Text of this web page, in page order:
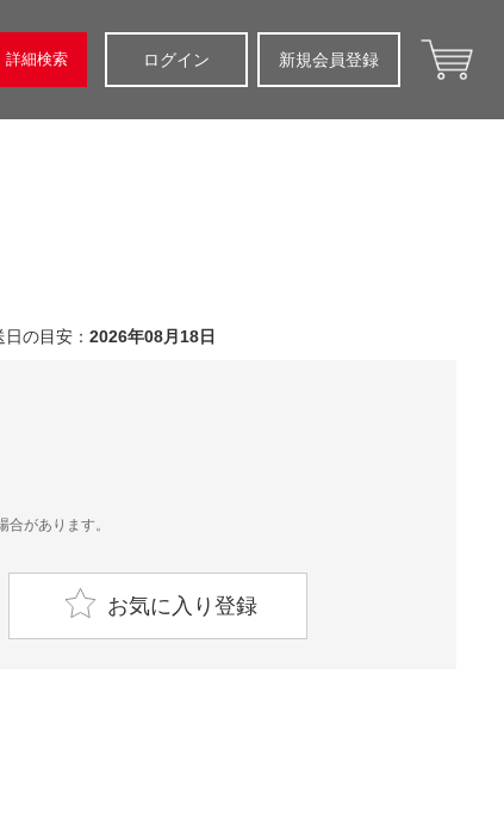
ログイン 新規会員登録
詳細検索
日の目安： 2026年08月18日
があります。
お気に入り登録